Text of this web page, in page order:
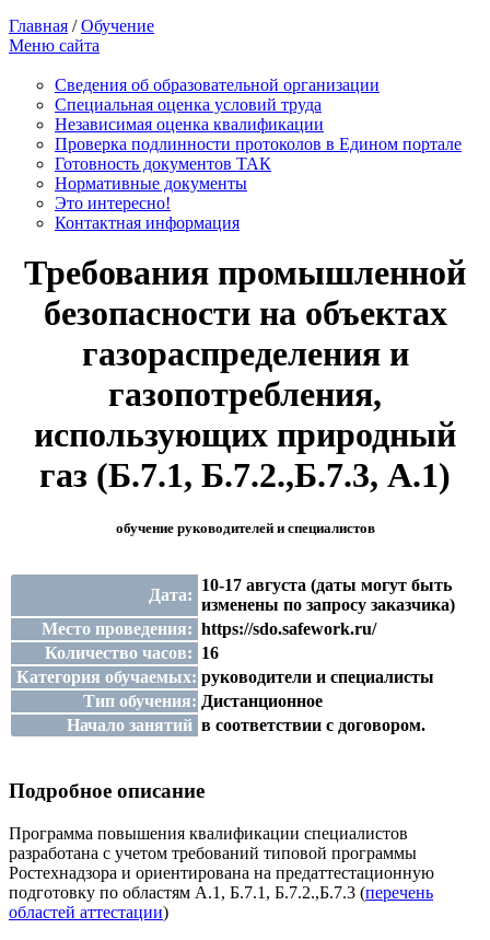
Главная /Обучение
Меню сайта
Сведения об образовательной организации
Cпециальная оценка условий труда
Независимая оценка квалификации
Проверка подлинности протоколов в Едином портале
Готовность документов ТАК
Нормативные документы
Это интересно!
Контактная информация
Требования промышленной
безопасности на объектах
газораспределения и
газопотребления,
использующих природный
газ (Б.7.1, Б.7.2.,Б.7.3, А.1)
обучение руководителей и специалистов
Дата:
10-17 августа (даты могут быть
изменены по запросу заказчика)
Место проведения: https://sdo.safework.ru/
Количество часов: 16
Категория обучаемых: руководители и специалисты
Тип обучения: Дистанционное
Начало занятий в соответствии с договором.
Подробное описание
Программа повышения квалификации специалистов
разработана с учетом требований типовой программы
Ростехнадзора и ориентирована на предаттестационную
подготовку по областям А.1, Б.7.1, Б.7.2.,Б.7.3 (перечень
областей аттестации)